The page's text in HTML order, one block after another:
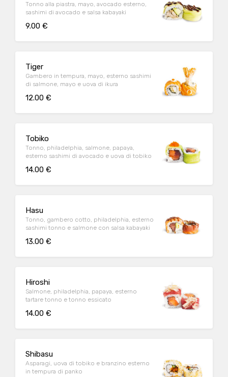
Tonno alla piastra, mayo, avocado esterno,
sashimi di avocado e salsa kabayaki
9.00 €
Tiger
Gambero in tempura, mayo, esterno sashimi
di salmone, mayo e uova di ikura
12.00 €
Tobiko
Tonno, philadelphia, salmone, papaya,
esterno sashimi di avocado e uova di tobiko
14.00 €
Hasu
Tonno, gambero cotto, philadelphia, esterno
sashimi tonno e salmone con salsa kabayaki
13.00 €
Hiroshi
Salmone, philadelphia, papaya, esterno
tartare tonno e tonno essicato
14.00 €
Shibasu
Asparagi, uova di tobiko e branzino esterno
in tempura di panko